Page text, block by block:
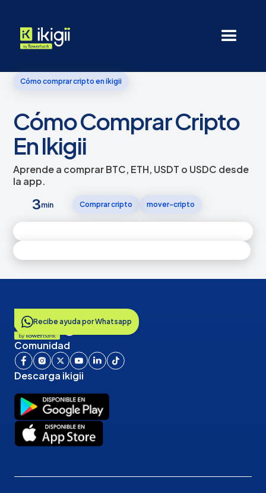
Cómo comprar cripto en ikigii
Cómo Comprar Cripto
En Ikigii
Aprende a comprar BTC, ETH, USDT o USDC desde
la app.
3min Comprar cripto mover-cripto
Comunidad
Descarga ikigii
Recibe ayuda por Whatsapp